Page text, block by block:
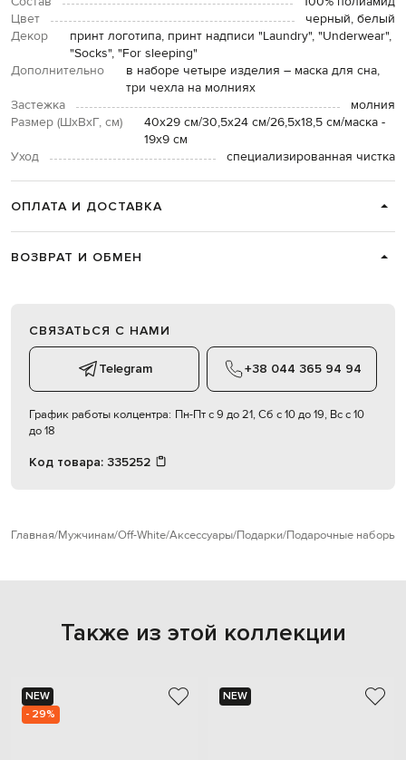
Цвет
черный, белый
Декор
принт логотипа, принт надписи "Laundry", "Underwear",
"Socks", "For sleeping"
Дополнительно
в наборе четыре изделия – маска для сна,
три чехла на молниях
Застежка
молния
Размер (ШхВхГ, см)
40х29 см/30,5х24 см/26,5х18,5 см/маска -
19х9 см
Уход
специализированная чистка
ОПЛАТА И ДОСТАВКА
ВОЗВРАТ И ОБМЕН
СВЯЗАТЬСЯ С НАМИ
Telegram +38 044 365 94 94
График работы колцентра: Пн-Пт с 9 до 21, Сб с 10 до 19, Вс с 10
до 18
Код товара: 335252
Главная Мужчинам Off-White Аксессуары Подарки Подарочные наборы
Также из этой коллекции
NEW
- 29%
NEW